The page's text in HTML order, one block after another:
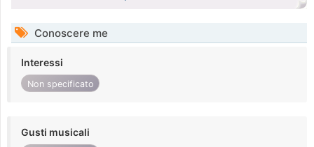
Conoscere me
Interessi
Non specificato
Gusti musicali